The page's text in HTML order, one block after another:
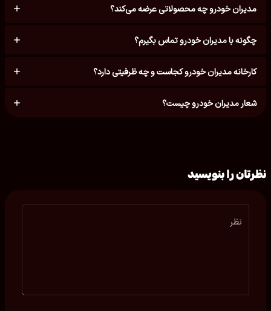
مدیران خودرو چه محصولاتی عرضه می‌کند؟
چگونه با مدیران خودرو تماس بگیرم؟
کارخانه مدیران خودرو کجاست و چه ظرفیتی دارد؟
شعار مدیران خودرو چیست؟
نظرتان را بنویسید
نظر